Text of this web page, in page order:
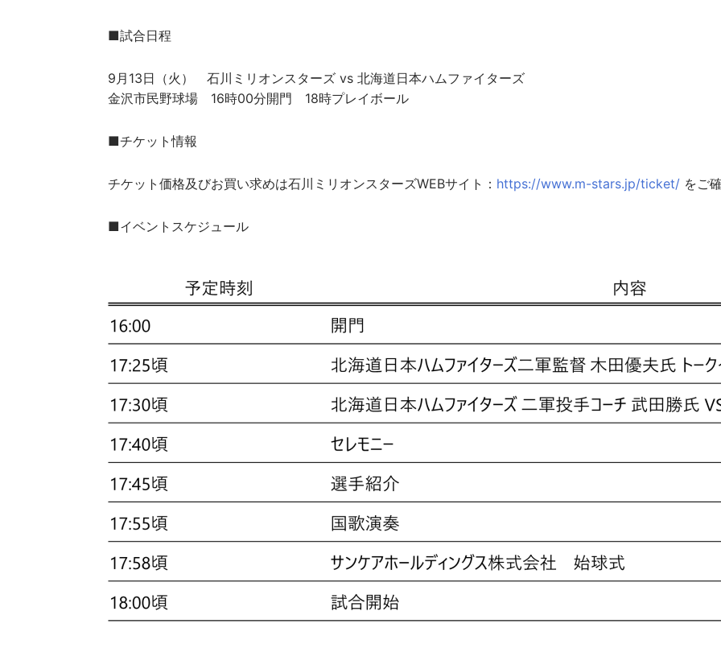
■試合日程
9月13日（火） 石川ミリオンスターズ vs 北海道日本ハムファイターズ
金沢市民野球場 16時00分開門 18時プレイボール
■チケット情報
チケット価格及びお買い求めは石川ミリオンスターズWEBサイト： https://www.m-stars.jp/ticket/ をご
■イベントスケジュール